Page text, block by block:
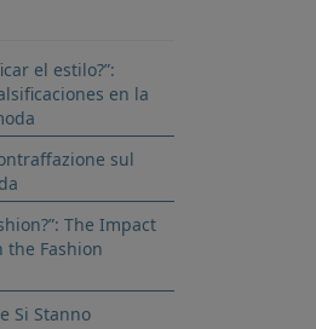
el estilo?”:
en la
sul
The Impact
the Fashion
Si Stanno